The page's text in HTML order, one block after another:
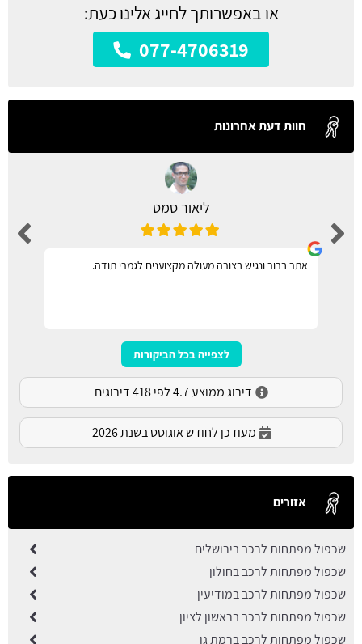
או באפשרותך לחייג אלינו כעת:
077-4706319
חוות דעת אחרונות
ליאור סמט
אתר ברור ונגיש בצורה מעולה מקצוענים לגמרי תודה.
לצפייה בכל הביקורות
דירוג ממוצע 4.7 לפי 418 דירוגים
מעודכן לחודש אוגוסט בשנת 2026
אזורים
שכפול מפתחות לרכב בירושלים
שכפול מפתחות לרכב בחולון
שכפול מפתחות לרכב במודיעין
שכפול מפתחות לרכב בראשון לציון
שכפול מפתחות לרכב ברמת גן